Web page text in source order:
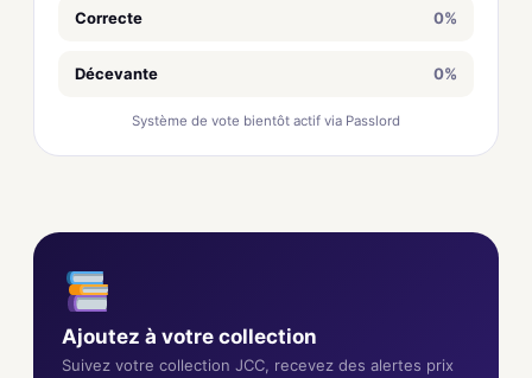
Correcte 0%
Décevante 0%
Système de vote bientôt actif via Passlord
Ajoutez à votre collection
Suivez votre collection JCC, recevez des alertes prix